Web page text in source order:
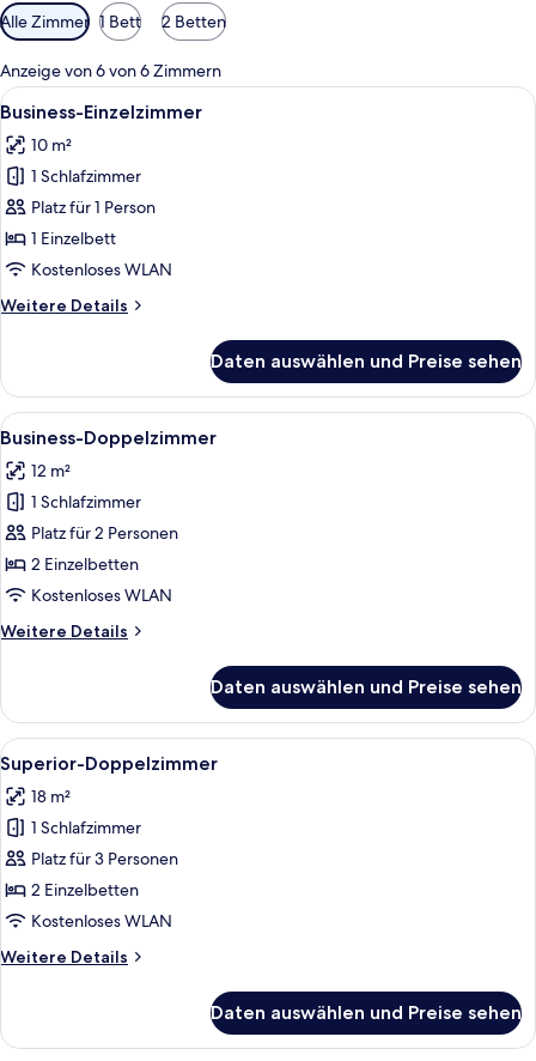
Verfügbare
Filter
für
Zimmer
Alle Zimmer 1 Bett 2 Betten
Anzeige von 6 von 6 Zimmern
Alle
Fotos
für
Business-
Einzelzimmer
anzeigen
Ein Hotelzimmer mit zwei Betten,
6
Business-Einzelzimmer
10 m²
1 Schlafzimmer
Platz für 1 Person
1 Einzelbett
Kostenloses WLAN
Weitere Details
Weitere
Einzelzimmer
Daten auswählen und Preise sehen
Alle
Fotos
für
Business-
Doppelzimmer
anzeigen
Ein Hotelzimmer mit Bett,
7
Business-Doppelzimmer
12 m²
1 Schlafzimmer
Platz für 2 Personen
2 Einzelbetten
Kostenloses WLAN
Weitere Details
Weitere
Doppelzimmer
Daten auswählen und Preise sehen
Alle
Fotos
für
Superior-
Doppelzimmer
anzeigen
Ein Hotelzimmer mit Doppelbett,
8
Superior-Doppelzimmer
18 m²
1 Schlafzimmer
Platz für 3 Personen
2 Einzelbetten
Kostenloses WLAN
Weitere Details
Weitere
Doppelzimmer
Daten auswählen und Preise sehen